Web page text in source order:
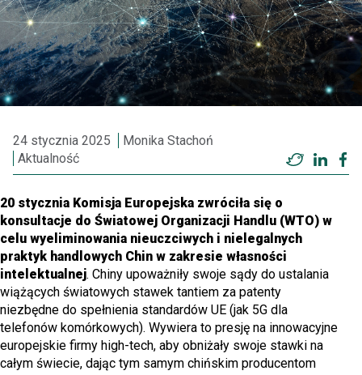
24 stycznia 2025
Monika Stachoń
Aktualność
Twitter
20 stycznia Komisja Europejska zwróciła się o
konsultacje do Światowej Organizacji Handlu (WTO) w
celu wyeliminowania nieuczciwych i nielegalnych
praktyk handlowych Chin w zakresie własności
intelektualnej. Chiny upoważniły swoje sądy do ustalania
wiążących światowych stawek tantiem za patenty
niezbędne do spełnienia standardów UE (jak 5G dla
telefonów komórkowych). Wywiera to presję na innowacyjne
europejskie firmy high-tech, aby obniżały swoje stawki na
całym świecie, dając tym samym chińskim producentom